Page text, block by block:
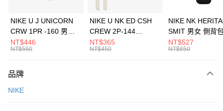
元大商業銀行
台灣樂天信用卡公司
全盈+PAY
AFTEE先享後付
【關於「AFTEE先享後付」】
便利好安心！
運送方式
NIKE U J UNICORN
CRW 1PR -160 男女
中統襪 FZ3393100
NT$446
NT$550
NIKE U NK ED CSH
CREW 2P-144
EMBRDY 男女 短統襪
FZ3073133
NT$365
NT$450
NIKE NK
SMIT 男女 側背
BA5871010
NT$527
NT$650
品牌
NIKE